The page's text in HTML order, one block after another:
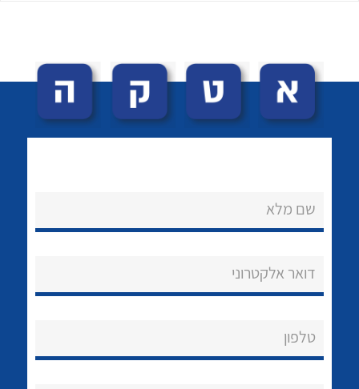
שאלות ותשובות
לכל מוצרי היצרן לכל מוצרי היצרן
שם מלא
דואר אלקטרוני
טלפון